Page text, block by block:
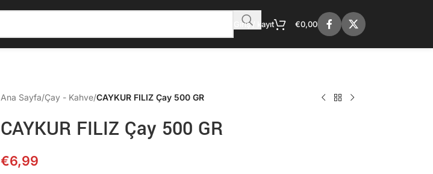
Giriş / kayıt €0,00
Ana Sayfa/Çay - Kahve/CAYKUR FILIZ Çay 500 GR
CAYKUR FILIZ Çay 500 GR
€6,99